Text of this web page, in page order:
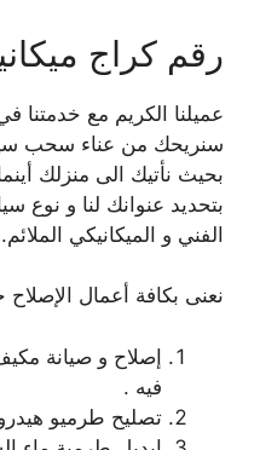
رقم كراج
عميلنا الكريم مع خدمتنا
سنريحك من عناء سحب
بحيث نأتيك الى منزلك
بتحديد عنوانك لنا و نوع
الفني و الميكانيكي الملائم.
نعنى بكافة أعمال
إصلاح و صيانة
فيه .
تصليح طرميو